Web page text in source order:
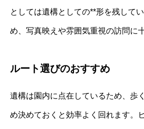
としては遺構としての**形を残して
め、写真映えや雰囲気重視の訪問に
ルート選びのおすすめ
遺構は園内に点在しているため、歩
め決めておくと効率よく回れます。